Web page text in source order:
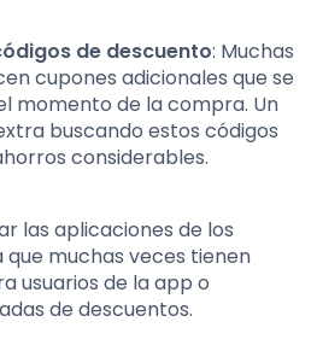
de descuento: Muchas
cupones adicionales que se
momento de la compra. Un
buscando estos códigos
considerables.
las aplicaciones de los
que muchas veces tienen
usuarios de la app o
de descuentos.